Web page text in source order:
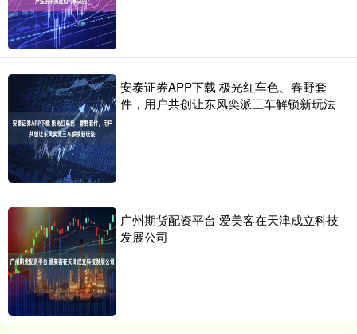
安泰证券APP下载 极光红车色、春野套
件，用户共创让东风奕派三车解锁新玩法
广州期货配资平台 爱美客在天津成立科技
发展公司